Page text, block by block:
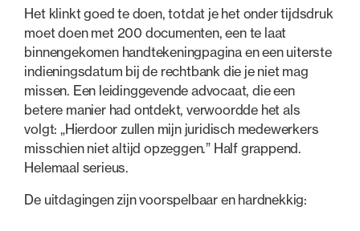
Het klinkt goed te doen, totdat je het onder tijdsdruk
moet doen met 200 documenten, een te laat
binnengekomen handtekeningpagina en een uiterste
indieningsdatum bij de rechtbank die je niet mag
missen. Een leidinggevende advocaat, die een
betere manier had ontdekt, verwoordde het als
volgt: „Hierdoor zullen mijn juridisch medewerkers
misschien niet altijd opzeggen.” Half grappend.
Helemaal serieus.
De uitdagingen zijn voorspelbaar en hardnekkig: